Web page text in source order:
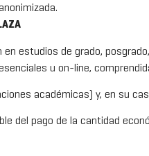
estudios de grado,
u on-line,
académicas) y, en su
del pago de la cantidad